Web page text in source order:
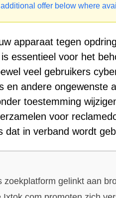
offer below where
apparaat tegen
essentieel voor het
veel gebruikers
en andere ongewenste
toestemming
voor
dat in verband wordt
zoekplatform gelinkt aan